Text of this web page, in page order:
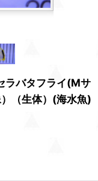
ラバタフライ(Mサ
（生体）(海水魚)